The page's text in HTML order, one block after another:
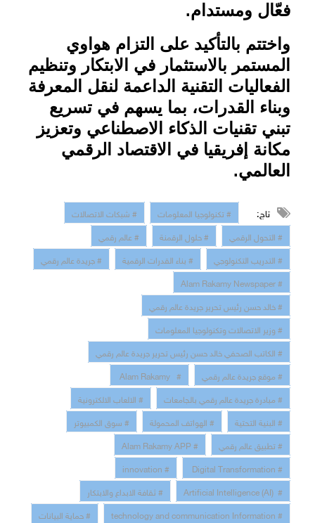
فعّال ومستدام.
واختتم بالتأكيد على التزام هواوي
المستمر بالاستثمار في الابتكار وتنظيم
الفعاليات التقنية الداعمة لنقل المعرفة
وبناء القدرات، بما يسهم في تسريع
تبني تقنيات الذكاء الاصطناعي وتعزيز
مكانة إفريقيا في الاقتصاد الرقمي
العالمي.
تاج: # تكنولوجيا المعلومات
# شبكات الاتصالات
# التحول الرقمي
# حلول الرقمنة
# عالم رقمي
# التدريب التكنولوجي
# بناء القدرات الرقمية
# جريدة عالم رقمي
# Alam Rakamy Newspaper
# خالد حسن رئيس تحرير جريدة عالم رقمي
# وزير الاتصالات وتكنولوجيا المعلومات
# الكاتب الصحفي خالد حسن رئيس تحرير جريدة عالم رقمي
# موقع جريدة عالم رقمي
# Alam Rakamy
# مبادرة جريدة عالم رقمي بالجامعات
# الالعاب الالكترونية
# البنية التحتية
# الهواتف المحمولة
# سوق الكمبيوتر
# تطبيق عالم رقمي
# Alam Rakamy APP
# Digital Transformation
# innovation
# Artificial Intelligence (AI)
# ثقافة الابداع والابتكار
# technology and communication Information
# حماية البيانات